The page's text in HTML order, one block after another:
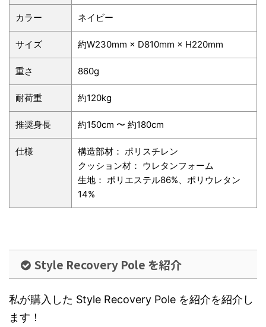
カラー ネイビー
サイズ 約W230mm × D810mm × H220mm
重さ 860g
耐荷重 約120kg
推奨身長 約150cm 〜 約180cm
仕様
構造部材： ポリスチレン
クッション材： ウレタンフォーム
生地： ポリエステル86%、ポリウレタン
14%
Style Recovery Pole を紹介
私が購入した Style Recovery Pole を紹介を紹介し
ます！